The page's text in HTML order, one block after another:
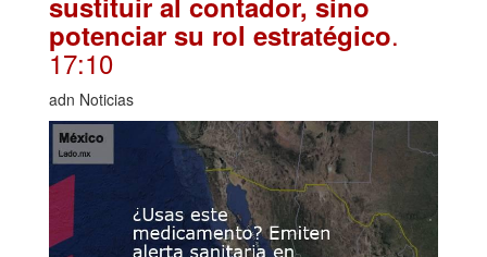
potenciar su rol estratégico.
17:10
adn Noticias